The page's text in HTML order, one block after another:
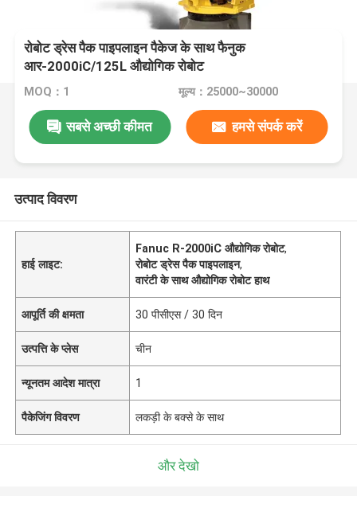
रोबोट ड्रेस पैक पाइपलाइन पैकेज के साथ फैनुक
आर-2000iC/125L औद्योगिक रोबोट
MOQ：1 मूल्य：25000~30000
सबसे अच्छी कीमत हमसे संपर्क करें
उत्पाद विवरण
हाई लाइट:
Fanuc R-2000iC औद्योगिक रोबोट,
रोबोट ड्रेस पैक पाइपलाइन,
वारंटी के साथ औद्योगिक रोबोट हाथ
आपूर्ति की क्षमता 30 पीसीएस / 30 दिन
उत्पत्ति के प्लेस चीन
न्यूनतम आदेश मात्रा 1
पैकेजिंग विवरण लकड़ी के बक्से के साथ
और देखो